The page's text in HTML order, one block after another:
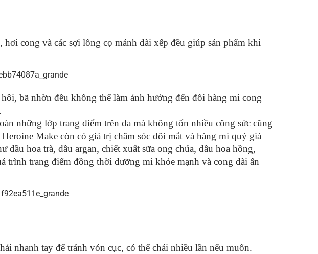
cong và các sợi lông cọ mảnh dài xếp đều giúp sản phẩm khi
bã nhờn đều không thể làm ảnh hưởng đến đôi hàng mi cong
những lớp trang điểm trên da mà không tốn nhiều công sức cũng
Make còn có giá trị chăm sóc đôi mắt và hàng mi quý giá
hoa trà, dầu argan, chiết xuất sữa ong chúa, dầu hoa hồng,
trình trang điểm đồng thời dưỡng mi khỏe mạnh và cong dài ấn
nhanh tay để tránh vón cục, có thể chải nhiều lần nếu muốn.